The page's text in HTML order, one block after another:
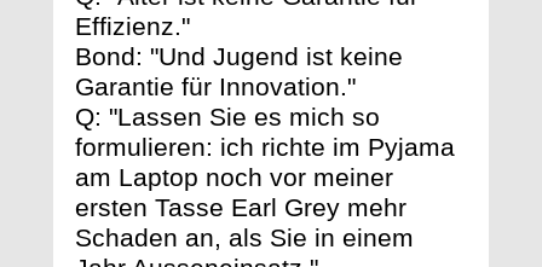
Effizienz."
Bond: "Und Jugend ist keine
Garantie für Innovation."
Q: "Lassen Sie es mich so
formulieren: ich richte im Pyjama
am Laptop noch vor meiner
ersten Tasse Earl Grey mehr
Schaden an, als Sie in einem